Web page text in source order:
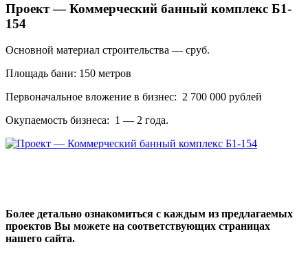
Проект — Коммерческий банный комплекс Б1-
154
Основной материал строительства — сруб.
Площадь бани: 150 метров
Первоначальное вложение в бизнес: 2 700 000 рублей
Окупаемость бизнеса: 1 — 2 года.
Более детально ознакомиться с каждым из предлагаемых
проектов Вы можете на соответствующих страницах
нашего сайта.